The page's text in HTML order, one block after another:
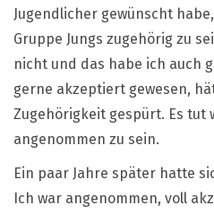
Jugendlicher gewünscht
Gruppe Jungs zugehörig zu
nicht und das habe ich auch
gerne akzeptiert gewesen,
Zugehörigkeit gespürt. Es tut
angenommen zu sein.
Ein paar Jahre später hatte
Ich war angenommen, voll